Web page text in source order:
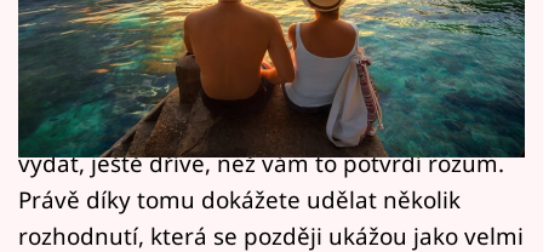
Horoskopy
Sledujte prima+
Filmový festival Karlovy Vary
Pořady
vás skutečně důležité, a některé životní
kapitoly konečně uzavřít. Vaše intuice bude
během léta mimořádně silná. Často poznáte,
komu můžete věřit a kterým směrem se
vydat, ještě dříve, než vám to potvrdí rozum.
Právě díky tomu dokážete udělat několik
rozhodnutí, která se později ukážou jako velmi